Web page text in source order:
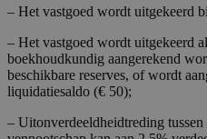
– Het vastgoed wordt uitgekeerd
– Het vastgoed wordt uitgekeerd
boekhoudkundig aangerekend
beschikbare reserves, of wordt
liquidatiesaldo (€ 50);
– Uitonverdeeldheidtreding tussen